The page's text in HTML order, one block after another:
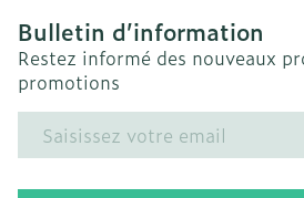
Bulletin d’information
Restez informé des nouveaux
promotions
Adresse mail